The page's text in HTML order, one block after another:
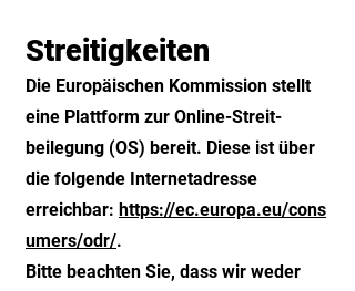
Streitigkeiten
Die Europäischen Kommission stellt
eine Plattform zur Online-Streit­
beilegung (OS) bereit. Diese ist über
die folgende Internet­adresse
erreichbar: https://ec.europa.eu/cons
umers/odr/.
Bitte beachten Sie, dass wir weder